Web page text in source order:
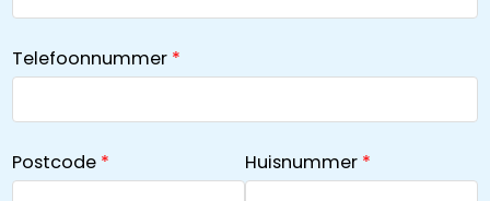
Telefoonnummer
Postcode Huisnummer